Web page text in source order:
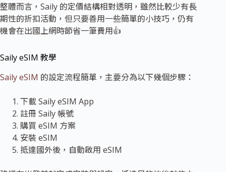
整體而言，Saily 的定價結構相對透明，雖然比較少有長
期性的折扣活動，但只要善用一些簡單的小技巧，仍有
機會在出國上網時節省一筆費用👍
Saily eSIM 教學
Saily eSIM 的設定流程簡單，主要分為以下幾個步驟：
下載 Saily eSIM App
註冊 Saily 帳號
購買 eSIM 方案
安裝 eSIM
抵達國外後，自動啟用 eSIM